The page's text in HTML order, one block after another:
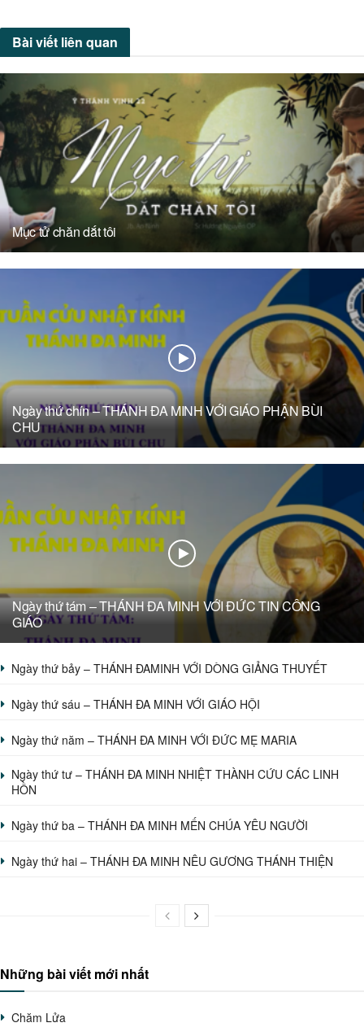
Bài viết liên quan
Mục tử chăn dắt tôi
Ngày thứ chín – THÁNH ĐA MINH VỚI GIÁO PHẬN BÙI
CHU
Ngày thứ tám – THÁNH ĐA MINH VỚI ĐỨC TIN CÔNG
GIÁO
Ngày thứ bảy – THÁNH ĐAMINH VỚI DÒNG GIẢNG THUYẾT
Ngày thứ sáu – THÁNH ĐA MINH VỚI GIÁO HỘI
Ngày thứ năm – THÁNH ĐA MINH VỚI ĐỨC MẸ MARIA
Ngày thứ tư – THÁNH ĐA MINH NHIỆT THÀNH CỨU CÁC LINH
HỒN
Ngày thứ ba – THÁNH ĐA MINH MẾN CHÚA YÊU NGƯỜI
Ngày thứ hai – THÁNH ĐA MINH NÊU GƯƠNG THÁNH THIỆN
Những bài viết mới nhất
Chăm Lửa